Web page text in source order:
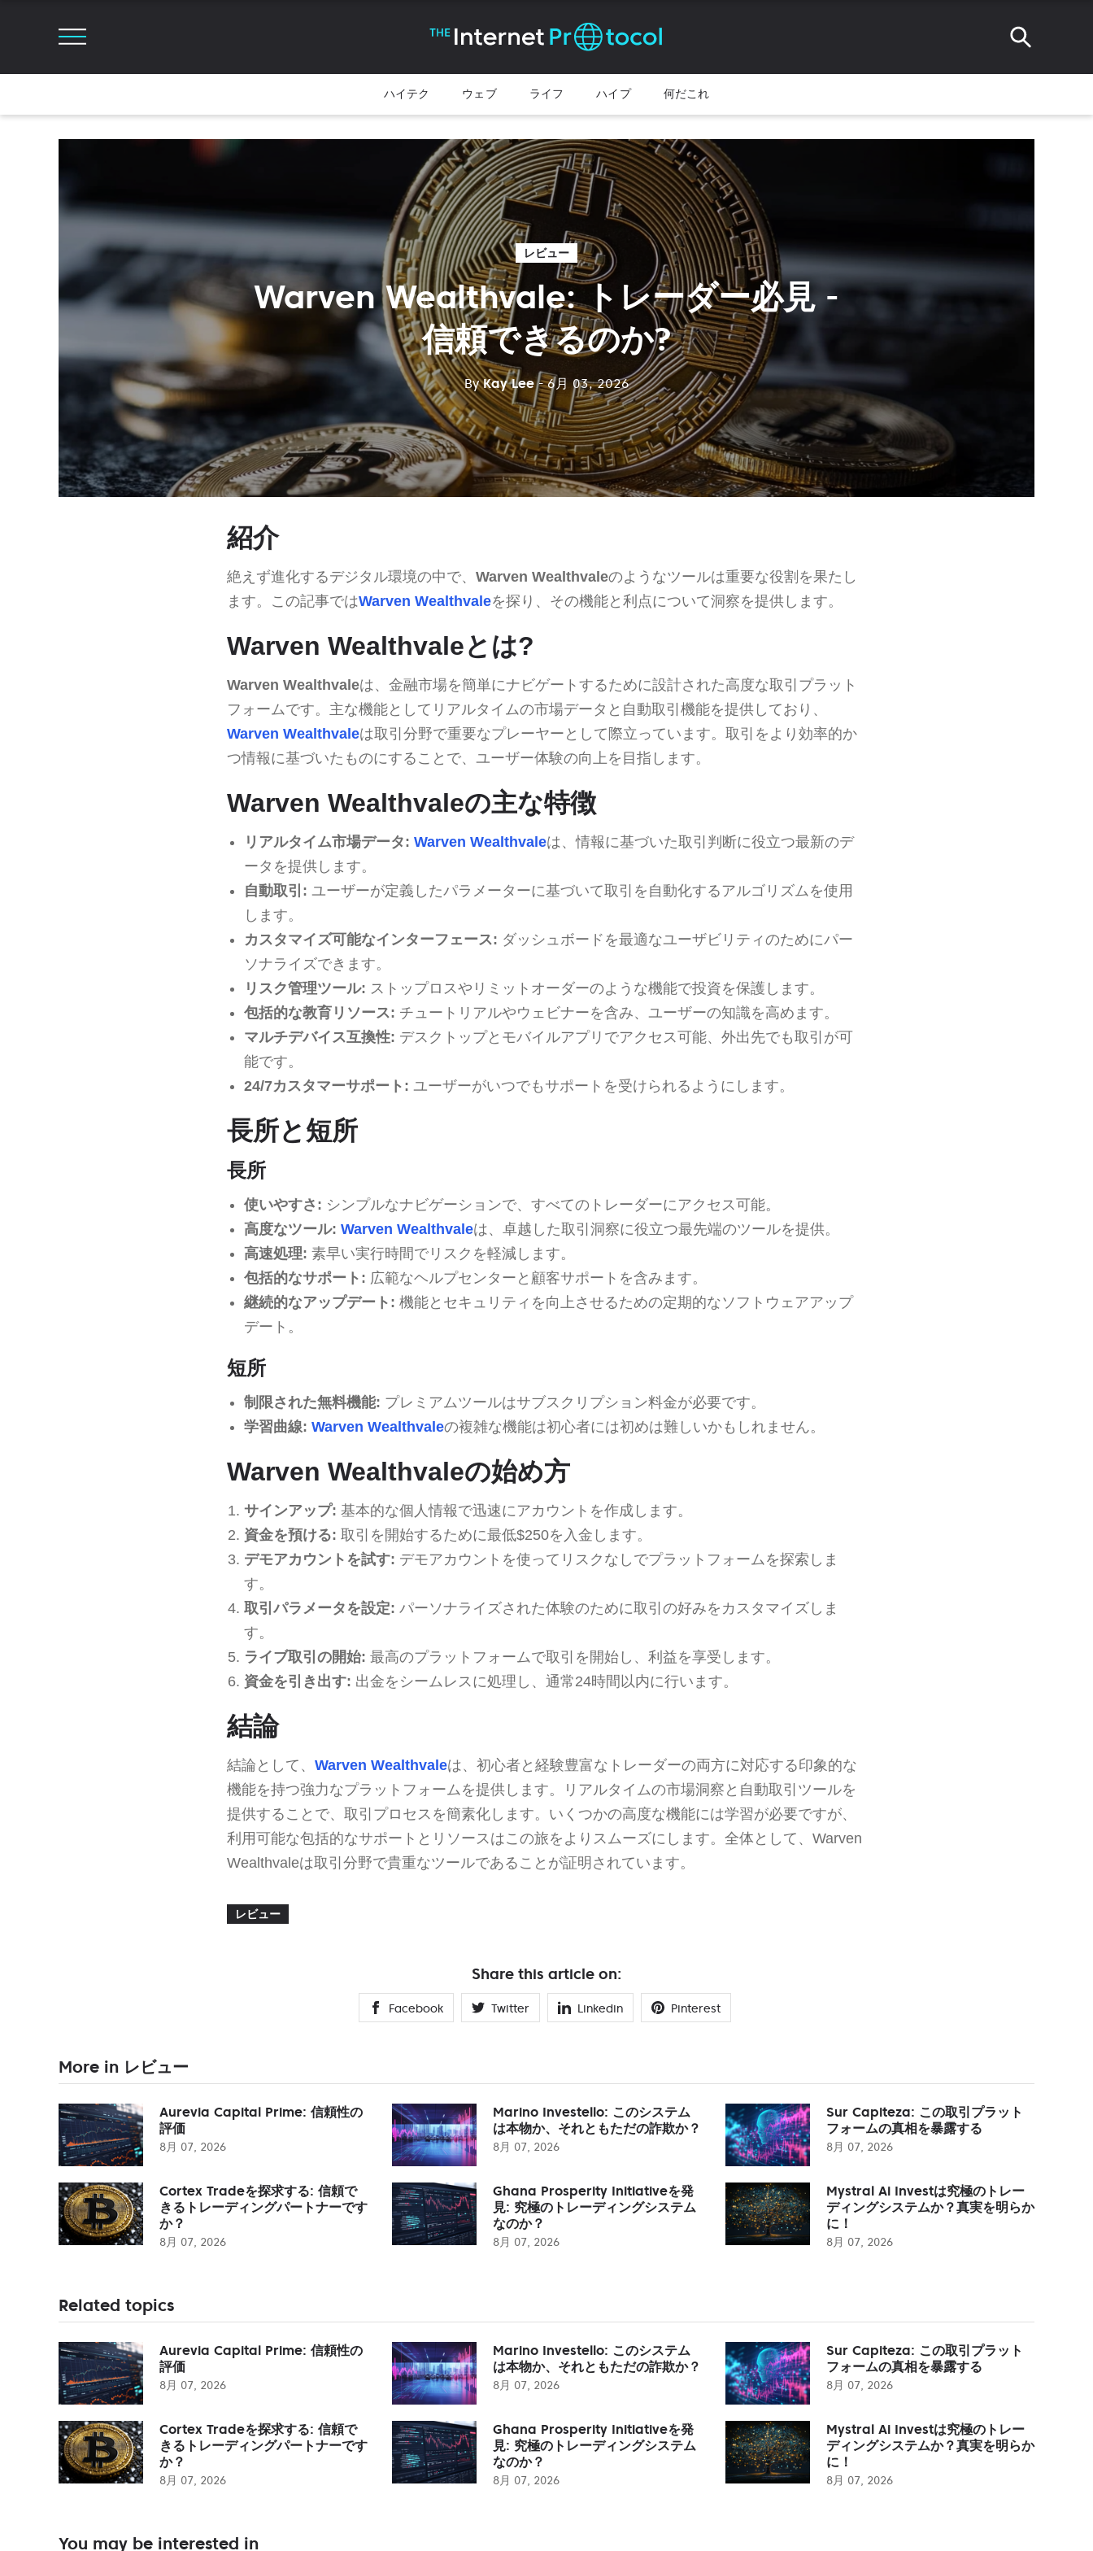
ハイテク ウェブ ライフ ハイプ 何だこれ
レビュー
Warven Wealthvale: トレーダー必見 -
信頼できるのか?
ByKay Lee - 6月 03, 2026
紹介
絶えず進化するデジタル環境の中で、 Warven Wealthvaleのようなツールは重要な役割を果たし
ます。この記事ではWarven Wealthvaleを探り、その機能と利点について洞察を提供します。
Warven Wealthvaleとは?
Warven Wealthvaleは、金融市場を簡単にナビゲートするために設計された高度な取引プラット
フォームです。主な機能としてリアルタイムの市場データと自動取引機能を提供しており、
Warven Wealthvaleは取引分野で重要なプレーヤーとして際立っています。取引をより効率的か
つ情報に基づいたものにすることで、ユーザー体験の向上を目指します。
Warven Wealthvaleの主な特徴
リアルタイム市場データ: Warven Wealthvaleは、情報に基づいた取引判断に役立つ最新のデ
ータを提供します。
自動取引: ユーザーが定義したパラメーターに基づいて取引を自動化するアルゴリズムを使用
します。
カスタマイズ可能なインターフェース: ダッシュボードを最適なユーザビリティのためにパー
ソナライズできます。
リスク管理ツール: ストップロスやリミットオーダーのような機能で投資を保護します。
包括的な教育リソース: チュートリアルやウェビナーを含み、ユーザーの知識を高めます。
マルチデバイス互換性: デスクトップとモバイルアプリでアクセス可能、外出先でも取引が可
能です。
24/7カスタマーサポート: ユーザーがいつでもサポートを受けられるようにします。
長所と短所
長所
使いやすさ: シンプルなナビゲーションで、すべてのトレーダーにアクセス可能。
高度なツール: Warven Wealthvaleは、卓越した取引洞察に役立つ最先端のツールを提供。
高速処理: 素早い実行時間でリスクを軽減します。
包括的なサポート: 広範なヘルプセンターと顧客サポートを含みます。
継続的なアップデート: 機能とセキュリティを向上させるための定期的なソフトウェアアップ
デート。
短所
制限された無料機能: プレミアムツールはサブスクリプション料金が必要です。
学習曲線: Warven Wealthvaleの複雑な機能は初心者には初めは難しいかもしれません。
Warven Wealthvaleの始め方
サインアップ: 基本的な個人情報で迅速にアカウントを作成します。
資金を預ける: 取引を開始するために最低$250を入金します。
デモアカウントを試す: デモアカウントを使ってリスクなしでプラットフォームを探索しま
す。
取引パラメータを設定: パーソナライズされた体験のために取引の好みをカスタマイズしま
す。
ライブ取引の開始: 最高のプラットフォームで取引を開始し、利益を享受します。
資金を引き出す: 出金をシームレスに処理し、通常24時間以内に行います。
結論
結論として、 Warven Wealthvaleは、初心者と経験豊富なトレーダーの両方に対応する印象的な
機能を持つ強力なプラットフォームを提供します。リアルタイムの市場洞察と自動取引ツールを
提供することで、取引プロセスを簡素化します。いくつかの高度な機能には学習が必要ですが、
利用可能な包括的なサポートとリソースはこの旅をよりスムーズにします。全体として、Warven
Wealthvaleは取引分野で貴重なツールであることが証明されています。
レビュー
Share this article on:
Facebook Twitter Linkedin Pinterest
More in レビュー
Aurevia Capital Prime: 信頼性の
評価
8月 07, 2026
Marino Investello: このシステム
は本物か、それともただの詐欺か？
8月 07, 2026
Sur Capiteza: この取引プラット
フォームの真相を暴露する
8月 07, 2026
Cortex Tradeを探求する: 信頼で
きるトレーディングパートナーです
か？
8月 07, 2026
Ghana Prosperity Initiativeを発
見: 究極のトレーディングシステム
なのか？
8月 07, 2026
Mystral Ai Investは究極のトレー
ディングシステムか？真実を明らか
に！
8月 07, 2026
Related topics
Aurevia Capital Prime: 信頼性の
評価
8月 07, 2026
Marino Investello: このシステム
は本物か、それともただの詐欺か？
8月 07, 2026
Sur Capiteza: この取引プラット
フォームの真相を暴露する
8月 07, 2026
Cortex Tradeを探求する: 信頼で
きるトレーディングパートナーです
か？
8月 07, 2026
Ghana Prosperity Initiativeを発
見: 究極のトレーディングシステム
なのか？
8月 07, 2026
Mystral Ai Investは究極のトレー
ディングシステムか？真実を明らか
に！
8月 07, 2026
You may be interested in